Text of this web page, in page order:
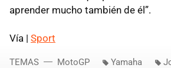
aprender mucho también de él”.
Vía | Sport
TEMAS MotoGP Yamaha